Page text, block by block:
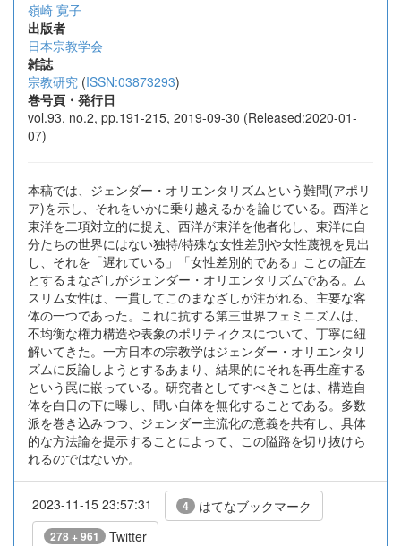
嶺崎 寛子
出版者
日本宗教学会
雑誌
宗教研究 (ISSN:03873293)
巻号頁・発行日
vol.93, no.2, pp.191-215, 2019-09-30 (Released:2020-01-
07)
本稿では、ジェンダー・オリエンタリズムという難問(アポリ
ア)を示し、それをいかに乗り越えるかを論じている。西洋と
東洋を二項対立的に捉え、西洋が東洋を他者化し、東洋に自
分たちの世界にはない独特/特殊な女性差別や女性蔑視を見出
し、それを「遅れている」「女性差別的である」ことの証左
とするまなざしがジェンダー・オリエンタリズムである。ム
スリム女性は、一貫してこのまなざしが注がれる、主要な客
体の一つであった。これに抗する第三世界フェミニズムは、
不均衡な権力構造や表象のポリティクスについて、丁寧に紐
解いてきた。一方日本の宗教学はジェンダー・オリエンタリ
ズムに反論しようとするあまり、結果的にそれを再生産する
という罠に嵌っている。研究者としてすべきことは、構造自
体を白日の下に曝し、問い自体を無化することである。多数
派を巻き込みつつ、ジェンダー主流化の意義を共有し、具体
的な方法論を提示することによって、この隘路を切り抜けら
れるのではないか。
2023-11-15 23:57:31 4 はてなブックマーク
278 + 961 Twitter